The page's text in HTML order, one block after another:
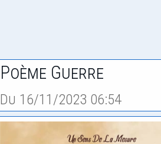
Poème Guerre
Du 16/11/2023 06:54